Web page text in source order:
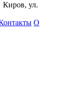
Киров, ул.
О